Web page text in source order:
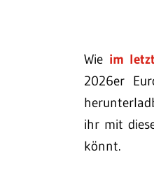
Wie im
2026er
ihr mit
könnt.